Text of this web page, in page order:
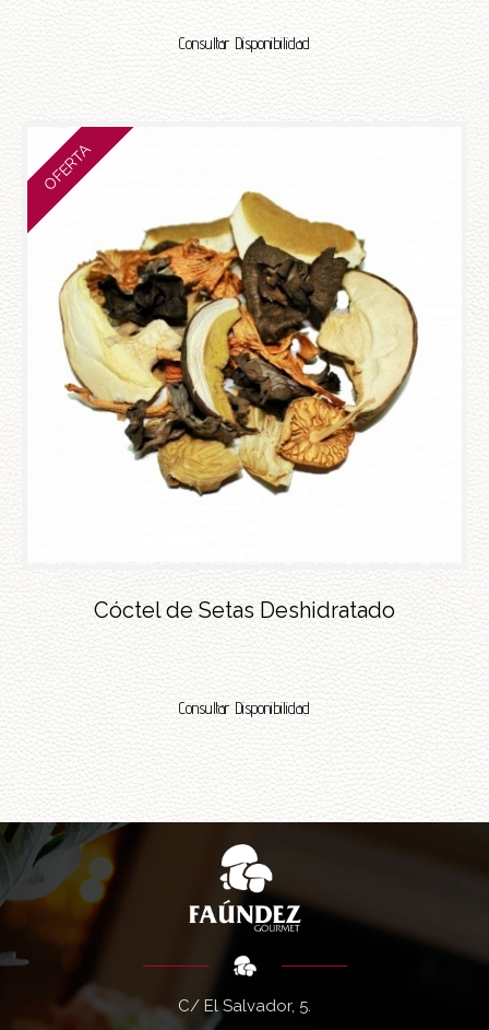
Consultar Disponibilidad
OFERTA
Cóctel de Setas Deshidratado
Consultar Disponibilidad
C/ El Salvador, 5.